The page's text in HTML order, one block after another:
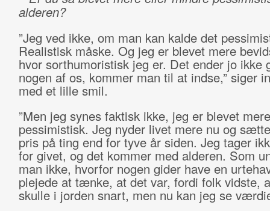
alderen?
”Jeg ved ikke, om man kan kalde det
Realistisk måske. Og jeg er blevet mere
hvor sorthumoristisk jeg er. Det ender jo ikke
nogen af os, kommer man til at indse,” siger
med et lille smil.
”Men jeg synes faktisk ikke, jeg er blevet mere
pessimistisk. Jeg nyder livet mere nu og
pris på ting end for tyve år siden. Jeg tager
for givet, og det kommer med alderen. Som
man ikke, hvorfor nogen gider have en
plejede at tænke, at det var, fordi folk vidste,
skulle i jorden snart, men nu kan jeg se